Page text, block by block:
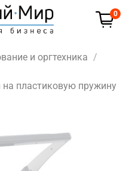
0
и оргтехника
пластиковую пружину